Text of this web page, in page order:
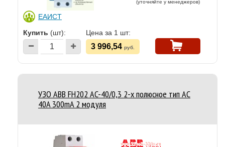
ЕАИСТ
(уточняйте у менеджеров)
Купить (шт): Цена за 1 шт:
3 996,54 руб.
УЗО ABB FH202 AC-40/0,3 2-х полюсное тип AC
40A 300mA 2 модуля